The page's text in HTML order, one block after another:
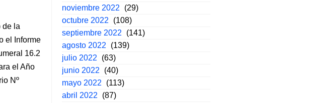
de la
el Informe
16.2
el Año
Nº
noviembre 2022
(29)
octubre 2022
(108)
septiembre 2022
(141)
agosto 2022
(139)
julio 2022
(63)
junio 2022
(40)
mayo 2022
(113)
abril 2022
(87)